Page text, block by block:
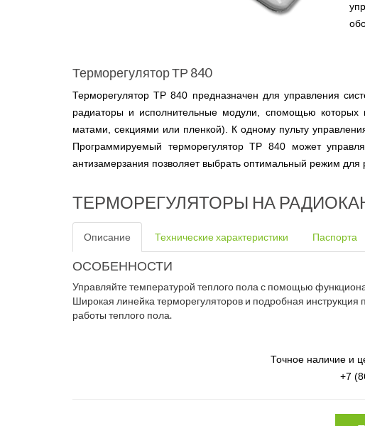
Терморегулятор ТР 840
Терморегулятор ТР 840 предназначен для управления
радиаторы и исполнительные модули, спомощью которых
матами, секциями или пленкой). К одному пульту
Программируемый терморегулятор ТР 840 может
антизамерзания позволяет выбрать оптимальный режим
ТЕРМОРЕГУЛЯТОРЫ НА
Описание Технические характеристики Паспорта
ОСОБЕННОСТИ
Управляйте температурой теплого пола с помощью
Широкая линейка терморегуляторов и подробная
работы теплого пола.
Точное наличие и
+7